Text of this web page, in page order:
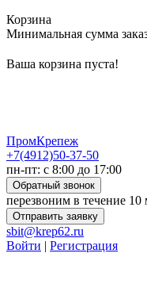
Корзина
Минимальная сумма
Ваша корзина пуста!
ПромКрепеж
+7(4912)50-37-50
пн-пт: с 8:00 до 17:00
Обратный звонок
перезвоним в течение 10
Отправить заявку
sbit@krep62.ru
Войти | Регистрация